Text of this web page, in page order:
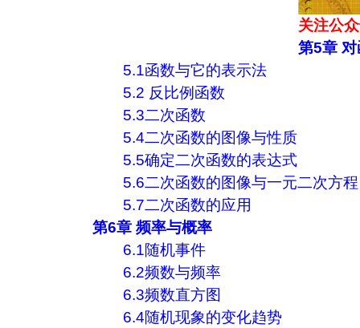
关注公
第5章
5.1函数与它的表示法
5.2 反比例函数
5.3二次函数
5.4二次函数的图像与性质
5.5确定二次函数的表达式
5.6二次函数的图像与一元二次方程
5.7二次函数的应用
第6章 频率与概率
6.1随机事件
6.2频数与频率
6.3频数直方图
6.4随机现象的变化趋势